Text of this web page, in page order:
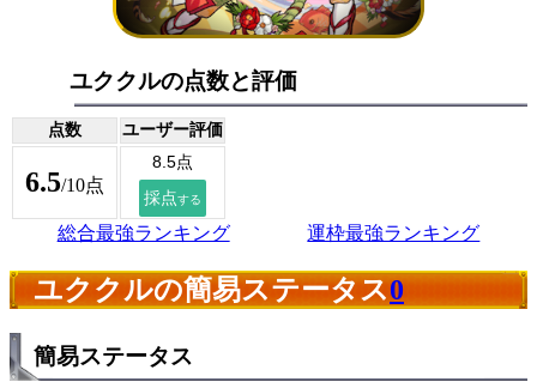
ユククルの点数と評価
点数 ユーザー評価
6.5/10点
総合最強ランキング 運枠最強ランキング
ユククルの簡易ステータス0
簡易ステータス